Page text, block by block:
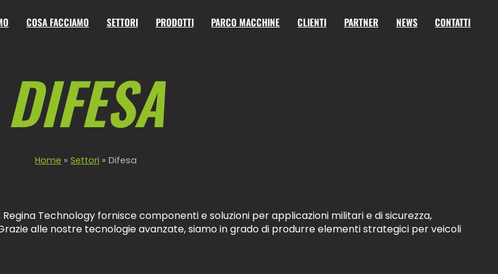
COSA FACCIAMO SETTORI PRODOTTI PARCO MACCHINE CLIENTI PARTNER NEWS CONTATTI
DIFESA
Home » Settori » Difesa
Technology fornisce componenti e soluzioni per applicazioni militari e di sicurezza,
alle nostre tecnologie avanzate, siamo in grado di produrre elementi strategici per veicoli